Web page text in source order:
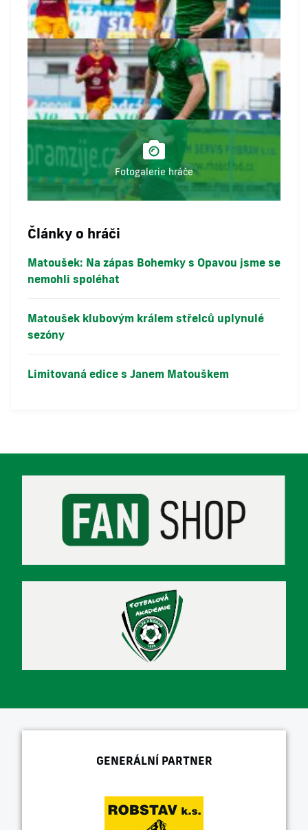
Fotogalerie hráče
Články o hráči
Matoušek: Na zápas Bohemky s Opavou jsme se
nemohli spoléhat
Matoušek klubovým králem střelců uplynulé
sezóny
Limitovaná edice s Janem Matouškem
GENERÁLNÍ PARTNER